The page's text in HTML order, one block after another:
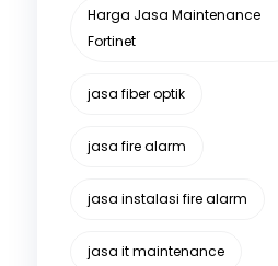
Harga Jasa Maintenance
Fortinet
jasa fiber optik
jasa fire alarm
jasa instalasi fire alarm
jasa it maintenance